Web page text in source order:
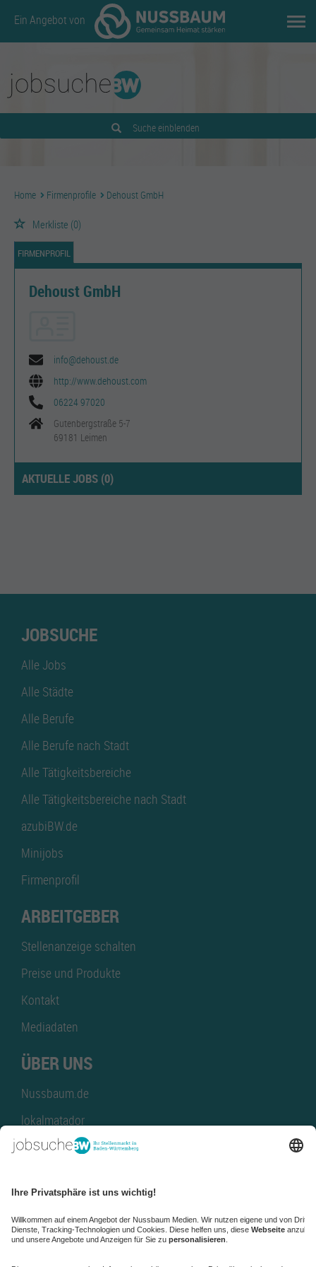
Ein Angebot von
Suche einblenden
Home Firmenprofile Dehoust GmbH
Merkliste (0)
FIRMENPROFIL
Dehoust GmbH
info@dehoust.de
http://www.dehoust.com
06224 97020
Gutenbergstraße 5-7
69181 Leimen
AKTUELLE JOBS (0)
JOBSUCHE
Alle Jobs
Alle Städte
Alle Berufe
Alle Berufe nach Stadt
Alle Tätigkeitsbereiche
Alle Tätigkeitsbereiche nach Stadt
azubiBW.de
Minijobs
Firmenprofil
ARBEITGEBER
Stellenanzeige schalten
Preise und Produkte
Kontakt
Mediadaten
ÜBER UNS
Nussbaum.de
lokalmatador
kaufinBW
NussbaumID
Nussbaum Medien